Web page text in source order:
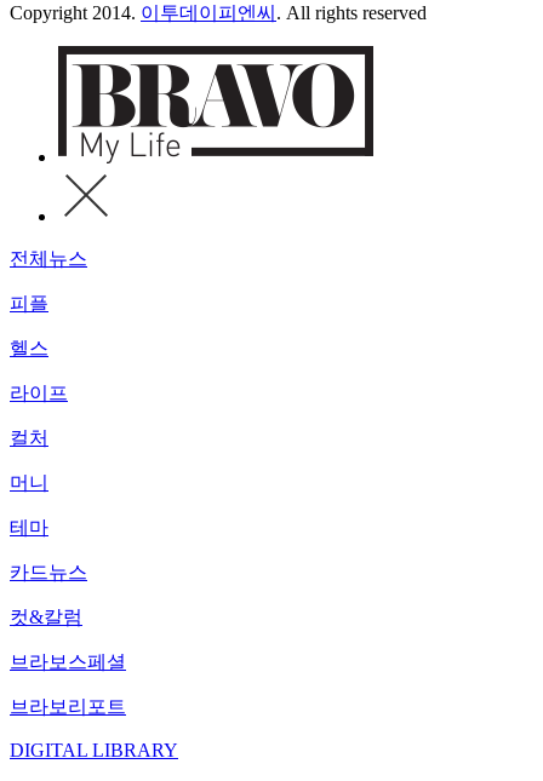
Copyright 2014. 이투데이피엔씨 . All rights reserved
전체뉴스
피플
헬스
라이프
컬처
머니
테마
카드뉴스
컷&칼럼
브라보스페셜
브라보리포트
DIGITAL LIBRARY